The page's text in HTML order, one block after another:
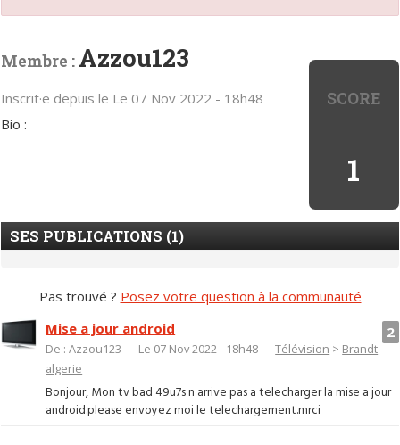
SCORE
1
Membre : Azzou123
Inscrit·e depuis le Le 07 Nov 2022 - 18h48
Bio :
SES PUBLICATIONS (1)
Pas trouvé ? Posez votre question à la communauté
2
Mise a jour android
De : Azzou123 — Le 07 Nov 2022 - 18h48 —Télévision > Brandt
algerie
Bonjour, Mon tv bad 49u7s n arrive pas a telecharger la mise a jour
android.please envoyez moi le telechargement.mrci